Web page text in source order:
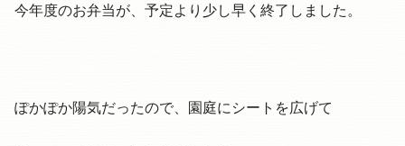
今年度のお弁当が、予定より少し早く終了しました。
ぽかぽか陽気だったので、園庭にシートを広げて